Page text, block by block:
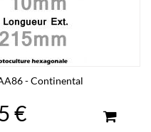
- Continental
€